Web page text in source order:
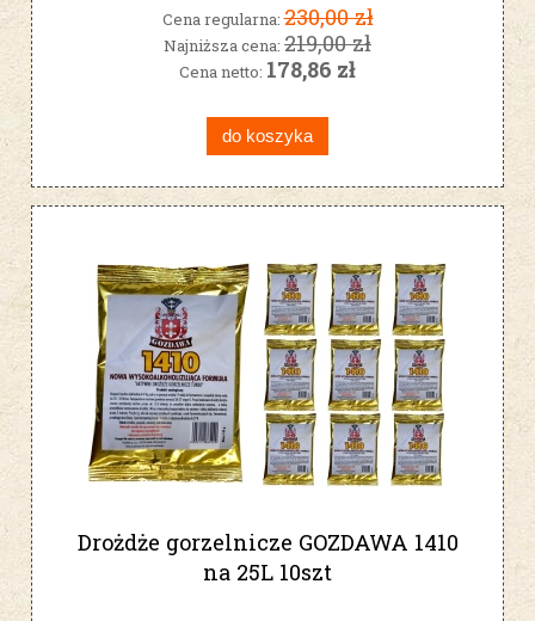
Cena regularna:230,00 zł
Najniższa cena: 219,00 zł
Cena netto: 178,86 zł
do koszyka
Drożdże gorzelnicze GOZDAWA 1410
na 25L 10szt